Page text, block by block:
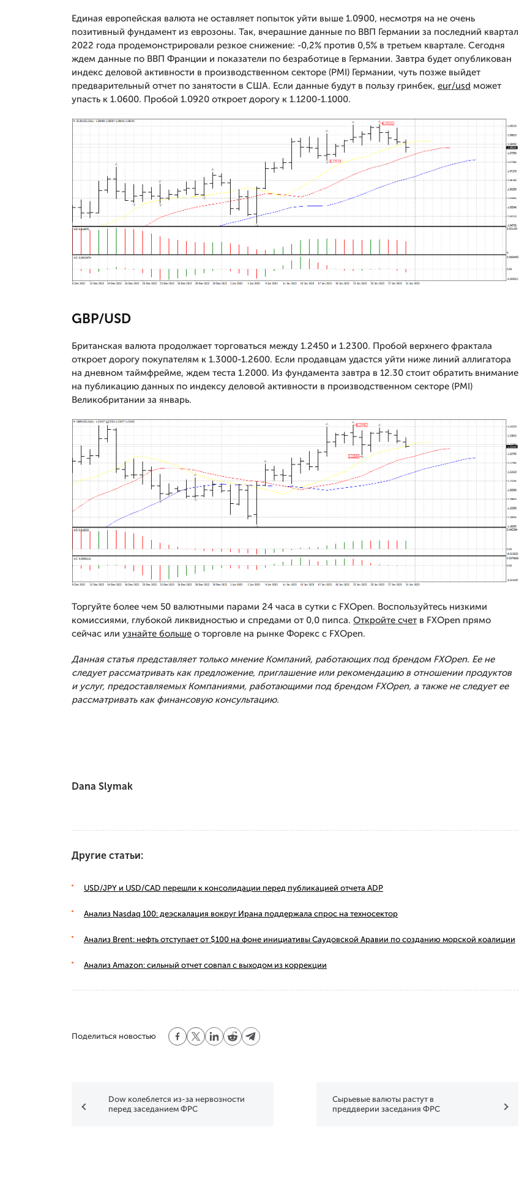
Единая европейская валюта не оставляет попыток уйти выше 1.0900, несмотря на не очень
позитивный фундамент из еврозоны. Так, вчерашние данные по ВВП Германии за последний квартал
2022 года продемонстрировали резкое снижение: -0,2% против 0,5% в третьем квартале. Сегодня
ждем данные по ВВП Франции и показатели по безработице в Германии. Завтра будет опубликован
индекс деловой активности в производственном секторе (PMI) Германии, чуть позже выйдет
предварительный отчет по занятости в США. Если данные будут в пользу гринбек, eur/usd может
упасть к 1.0600. Пробой 1.0920 откроет дорогу к 1.1200-1.1000.
GBP/USD
Британская валюта продолжает торговаться между 1.2450 и 1.2300. Пробой верхнего фрактала
откроет дорогу покупателям к 1.3000-1.2600. Если продавцам удастся уйти ниже линий аллигатора
на дневном таймфрейме, ждем теста 1.2000. Из фундамента завтра в 12.30 стоит обратить внимание
на публикацию данных по индексу деловой активности в производственном секторе (PMI)
Великобритании за январь.
Торгуйте более чем 50 валютными парами 24 часа в сутки с FXOpen. Воспользуйтесь низкими
комиссиями, глубокой ликвидностью и спредами от 0,0 пипса. Откройте счет в FXOpen прямо
сейчас или узнайте больше о торговле на рынке Форекс с FXOpen.
Данная статья представляет только мнение Компаний, работающих под брендом FXOpen. Ее не
следует рассматривать как предложение, приглашение или рекомендацию в отношении продуктов
и услуг, предоставляемых Компаниями, работающими под брендом FXOpen, а также не следует ее
рассматривать как финансовую консультацию.
Dana Slymak
Другие статьи:
USD/JPY и USD/CAD перешли к консолидации перед публикацией отчета ADP
Анализ Nasdaq 100: деэскалация вокруг Ирана поддержала спрос на техносектор
Анализ Brent: нефть отступает от $100 на фоне инициативы Саудовской Аравии по созданию морской коалиции
Анализ Amazon: сильный отчет совпал с выходом из коррекции
Поделиться новостью
Dow колеблется из-за нервозности
перед заседанием ФРС
Сырьевые валюты растут в
преддверии заседания ФРС